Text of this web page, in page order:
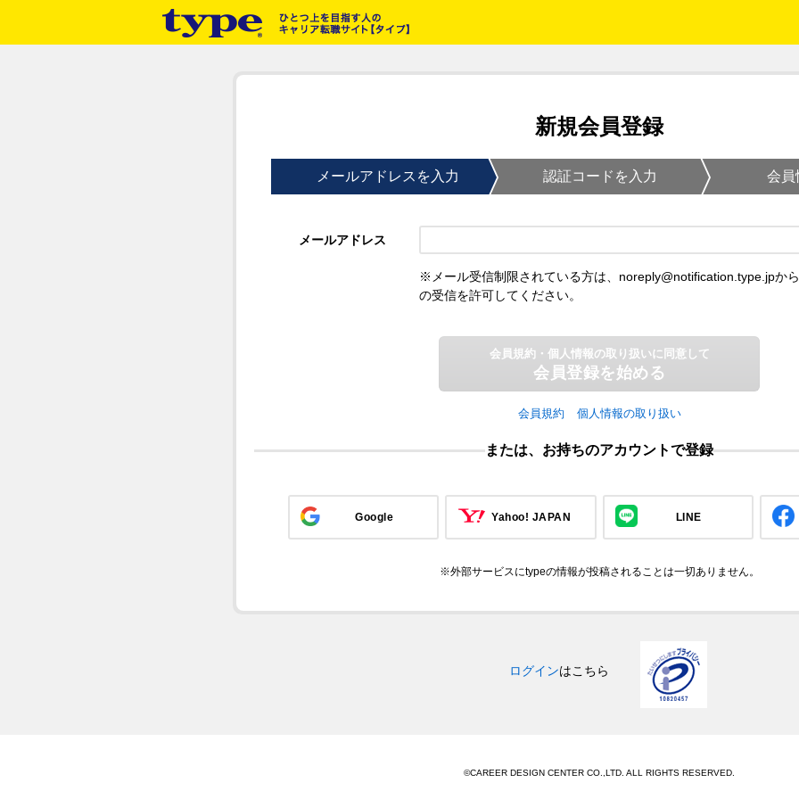
新規会員登録
メールアドレスを入力 認証コードを入力 会員
メールアドレス
※メール受信制限されている方は、noreply@notification.type.jpから
の受信を許可してください。
会員規約・個人情報の取り扱いに同意して
会員登録を始める
会員規約 個人情報の取り扱い
または、お持ちのアカウントで登録
Google Yahoo! JAPAN LINE
※外部サービスにtypeの情報が投稿されることは一切ありません。
ログインはこちら
©CAREER DESIGN CENTER CO.,LTD. ALL RIGHTS RESERVED.